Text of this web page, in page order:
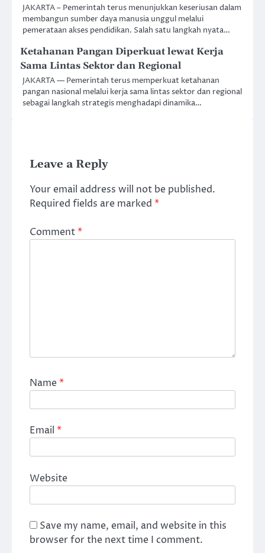
JAKARTA – Pemerintah terus menunjukkan keseriusan dalam
membangun sumber daya manusia unggul melalui
pemerataan akses pendidikan. Salah satu langkah nyata…
Ketahanan Pangan Diperkuat lewat Kerja
Sama Lintas Sektor dan Regional
JAKARTA — Pemerintah terus memperkuat ketahanan
pangan nasional melalui kerja sama lintas sektor dan regional
sebagai langkah strategis menghadapi dinamika…
Leave a Reply
Your email address will not be published.
Required fields are marked *
Comment*
Name*
Email *
Website
Save my name, email, and website in this
browser for the next time I comment.